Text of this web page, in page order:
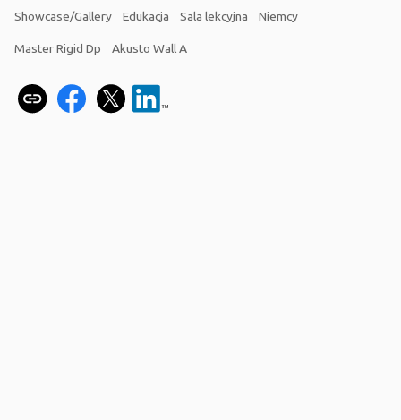
Showcase/Gallery Edukacja Sala lekcyjna Niemcy
Master Rigid Dp Akusto Wall A